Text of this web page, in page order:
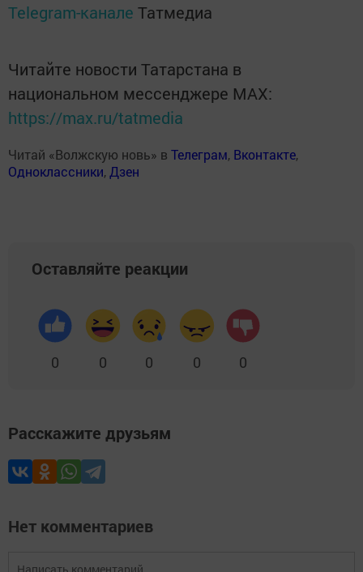
Telegram-канале Татмедиа
Читайте новости Татарстана в
национальном мессенджере MАХ:
https://max.ru/tatmedia
Читай «Волжскую новь» в Телеграм, Вконтакте,
Одноклассники,Дзен
Оставляйте реакции
0 0 0 0 0
Расскажите друзьям
Нет комментариев